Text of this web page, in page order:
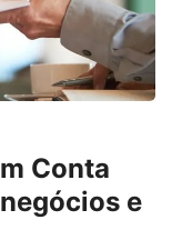
Conta
e